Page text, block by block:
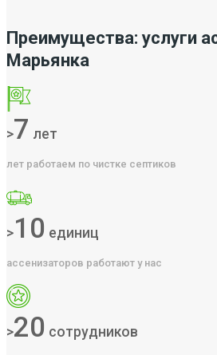
Преимущества: услуги
Марьянка
>7 лет
лет работаем по чистке септиков
>10 единиц
ассенизаторов работают у нас
>20 сотрудников